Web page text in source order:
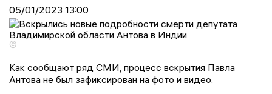
05/01/2023 13:00
©
Как сообщают ряд СМИ, процесс вскрытия Павла
Антова не был зафиксирован на фото и видео.